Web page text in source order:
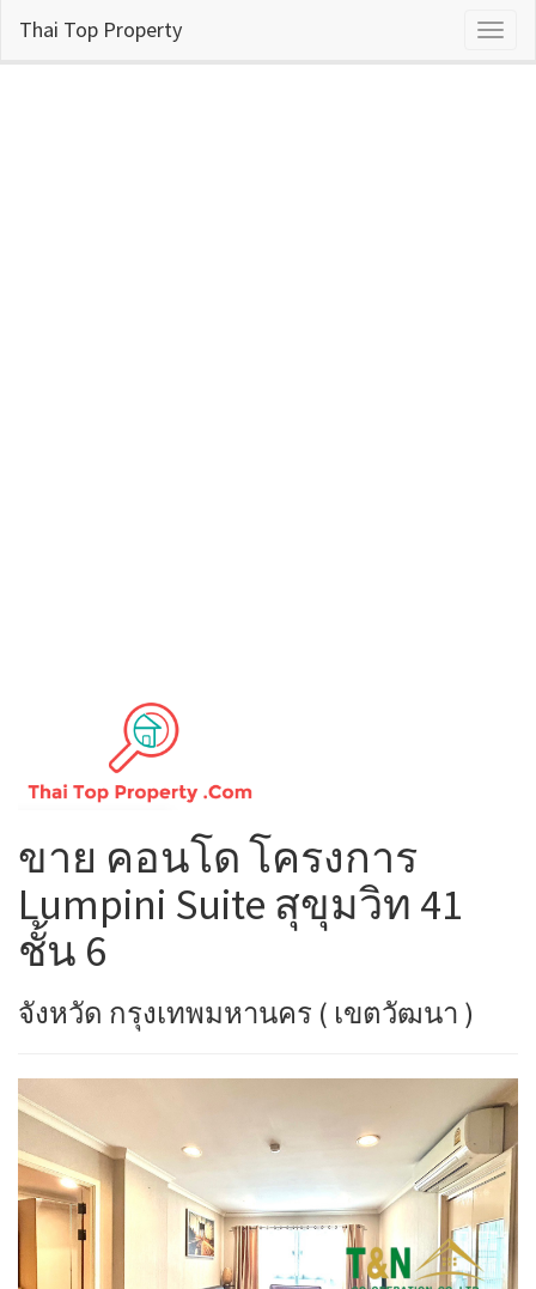
Thai Top Property
ขาย คอนโด โครงการ
Lumpini Suite สุขุมวิท 41
ชั้น 6
จังหวัด กรุงเทพมหานคร ( เขตวัฒนา )